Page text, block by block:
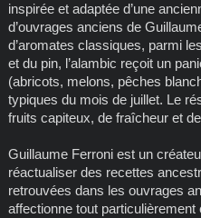
inspirée et adaptée d’une
d’ouvrages anciens de
d’aromates classiques, parmi
et du pin, l’alambic reçoit un
(abricots, melons, pêches
typiques du mois de juillet. Le
fruits capiteux, de fraîcheur et
Guillaume Ferroni est un
réactualiser des recettes
retrouvées dans les ouvrages
affectionne tout